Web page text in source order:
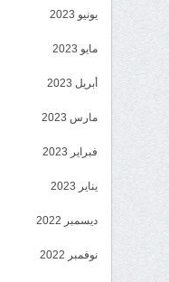
يونيو 2023
مايو 2023
أبريل 2023
مارس 2023
فبراير 2023
يناير 2023
ديسمبر 2022
نوفمبر 2022